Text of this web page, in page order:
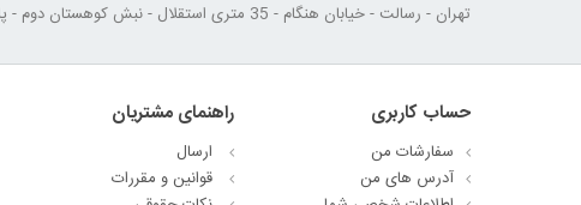
تهران - رسالت - خیابان هنگام - 35 متری استقلال - نبش کوهستان دوم - پلاک 45
حساب کاربری
سفارشات من
آدرس های من
راهنمای مشتریان
ارسال
قوانین و مقررات